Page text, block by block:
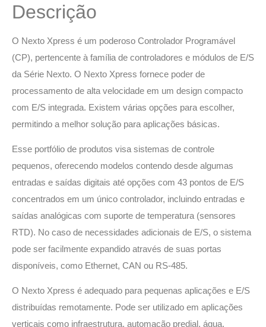
Descrição
O Nexto Xpress é um poderoso Controlador Programável
(CP), pertencente à família de controladores e módulos de E/S
da Série Nexto. O Nexto Xpress fornece poder de
processamento de alta velocidade em um design compacto
com E/S integrada. Existem várias opções para escolher,
permitindo a melhor solução para aplicações básicas.
Esse portfólio de produtos visa sistemas de controle
pequenos, oferecendo modelos contendo desde algumas
entradas e saídas digitais até opções com 43 pontos de E/S
concentrados em um único controlador, incluindo entradas e
saídas analógicas com suporte de temperatura (sensores
RTD). No caso de necessidades adicionais de E/S, o sistema
pode ser facilmente expandido através de suas portas
disponíveis, como Ethernet, CAN ou RS-485.
O Nexto Xpress é adequado para pequenas aplicações e E/S
distribuídas remotamente. Pode ser utilizado em aplicações
verticais como infraestrutura, automação predial, água,